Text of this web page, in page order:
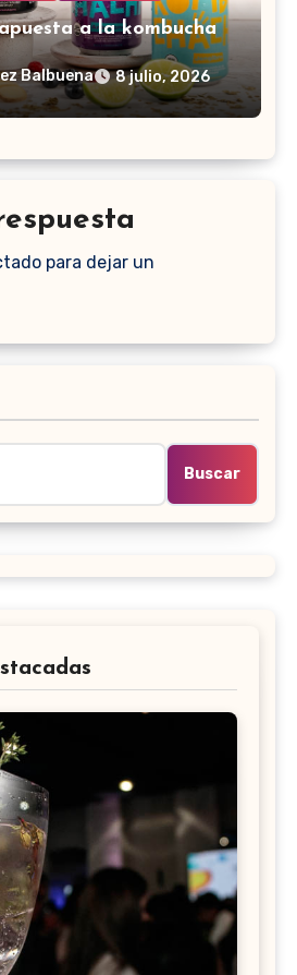
a la kombucha
Balbuena 8 julio, 2026
para dejar un
Buscar